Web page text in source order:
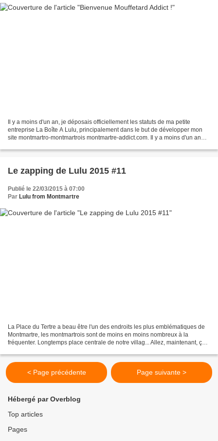
Il y a moins d'un an, je déposais officiellement les statuts de ma petite
entreprise La Boîte A Lulu, principalement dans le but de développer mon
site montmartro-montmartrois montmartre-addict.com. Il y a moins d'un an
Le zapping de Lulu 2015 #11
Publié le 22/03/2015 à 07:00
Par Lulu from Montmartre
La Place du Tertre a beau être l'un des endroits les plus emblématiques de
Montmartre, les montmartrois sont de moins en moins nombreux à la
fréquenter. Longtemps place centrale de notre villag... Allez, maintenant, ça
< Page précédente Page suivante >
Hébergé par Overblog
Top articles
Pages